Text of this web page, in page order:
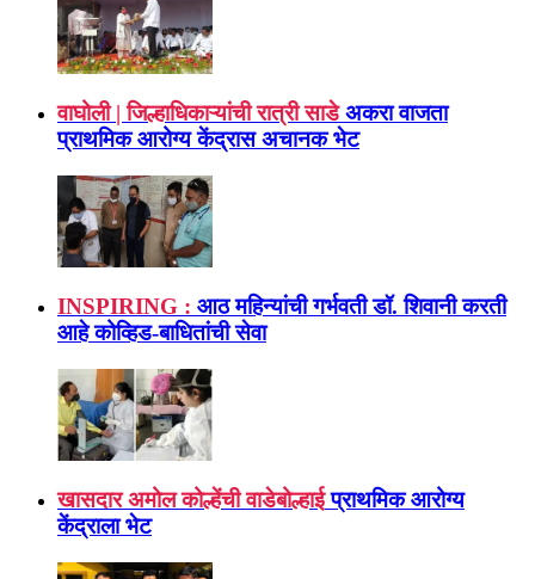
वाघोली | जिल्हाधिकाऱ्यांची रात्री साडे अकरा वाजता
प्राथमिक आरोग्य केंद्रास अचानक भेट
INSPIRING : आठ महिन्यांची गर्भवती डॉ. शिवानी करती
आहे कोव्हिड-बाधितांची सेवा
खासदार अमोल कोल्हेंची वाडेबोल्हाई प्राथमिक आरोग्य
केंद्राला भेट